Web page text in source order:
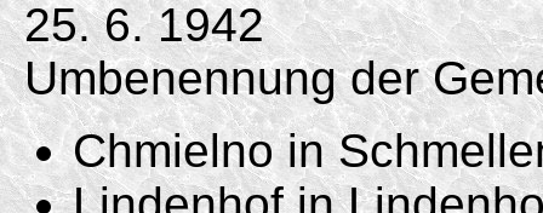
25. 6. 1942
Umbenennung der
Chmielno in